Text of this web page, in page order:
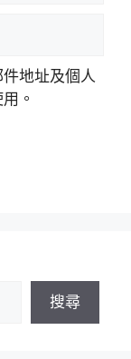
地址及個人
。
搜尋